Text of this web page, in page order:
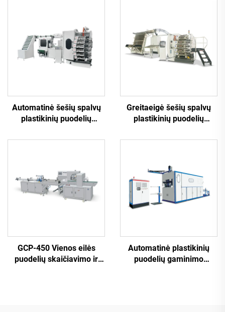
Automatinė šešių spalvų
plastikinių puodelių
Greitaeigė šešių spalvų
plastikinių puodelių
GCP-450 Vienos eilės
puodelių skaičiavimo ir
Automatinė plastikinių
puodelių gaminimo